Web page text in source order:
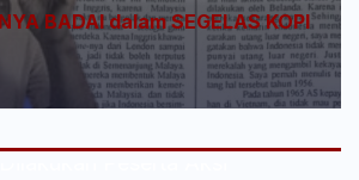
BADAI dalam SEGELAS KOPI